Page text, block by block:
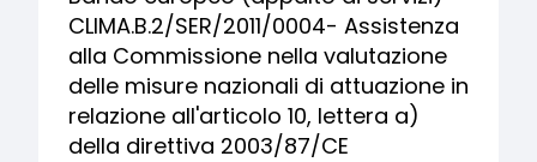
CLIMA.B.2/SER/2011/0004- Assistenza
alla Commissione nella valutazione
delle misure nazionali di attuazione in
relazione all'articolo 10, lettera a)
della direttiva 2003/87/CE